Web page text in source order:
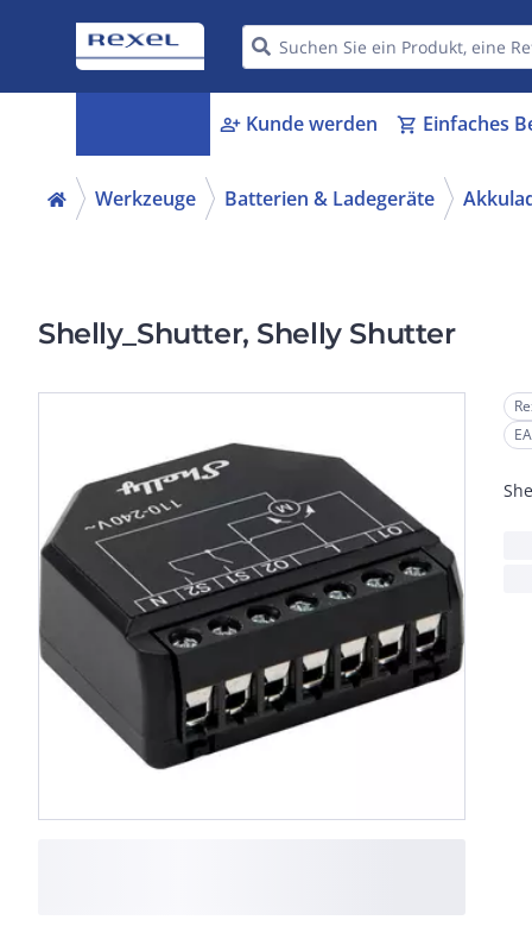
person_add Kunde werden shopping_cart Einfaches
Werkzeuge Batterien & Ladegeräte
Shelly_Shutter, Shelly Shutter